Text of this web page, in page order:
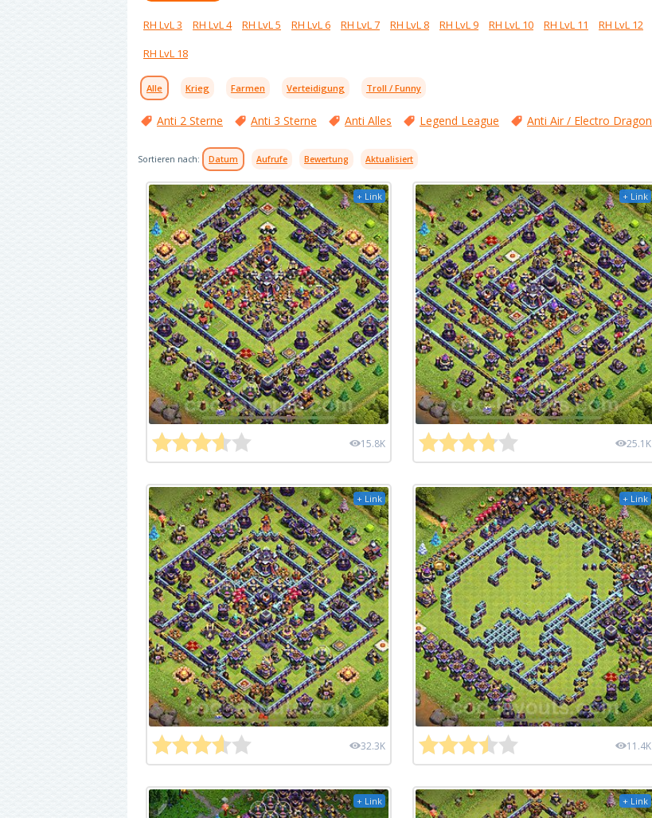
RH LvL 3 RH LvL 4 RH LvL 5 RH LvL 6 RH LvL 7 RH LvL 8 RH LvL 9 RH LvL 10 RH LvL 11 RH LvL 12
RH LvL 18
Alle Krieg Farmen Verteidigung Troll / Funny
Anti 2 Sterne Anti 3 Sterne Anti Alles Legend League Anti Air / Electro Dragon
Sortieren nach: Datum Aufrufe Bewertung Aktualisiert
+ Link
15.8K
+ Link
25.1K
+ Link
32.3K
+ Link
11.4K
+ Link + Link